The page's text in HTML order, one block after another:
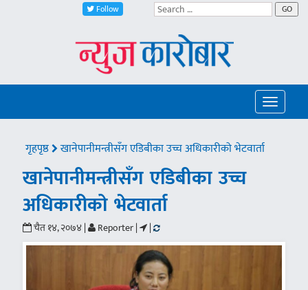
Follow GO
Toggle
गृहपृष्ठ खानेपानीमन्त्रीसँग एडिबीका उच्च अधिकारीको भेटवार्ता
खानेपानीमन्त्रीसँग एडिबीका उच्च
अधिकारीको भेटवार्ता
चैत १४, २०७४ | Reporter | |